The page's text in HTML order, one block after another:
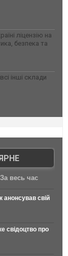
ліцензію на
безпека та
інші склади
За весь час
анонсував свій
свідоцтво про